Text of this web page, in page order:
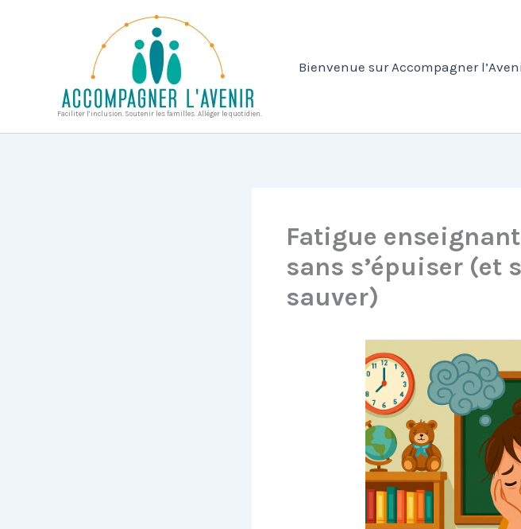
Faciliter l’inclusion. Soutenir les familles. Alléger le quotidien.
Bienvenue sur Accompagner
Fatigue
sans s’épuiser (et
sauver)